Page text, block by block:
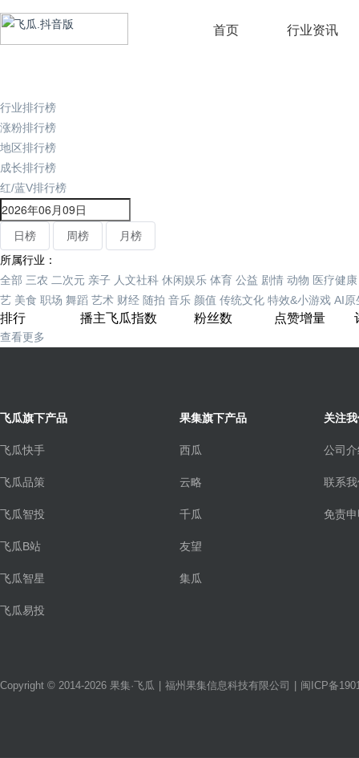
首页 行业资讯
行业排行榜
涨粉排行榜
地区排行榜
成长排行榜
红/蓝V排行榜
日榜 周榜
月榜
所属行业：
全部 三农 二次元 亲子 人文社科 休闲娱乐 体育 公益 剧情 动物 医疗健康
艺 美食 职场 舞蹈 艺术 财经 随拍 音乐 颜值 传统文化 特效&小游戏 AI原
排行 播主飞瓜指数 粉丝数 点赞增量
查看更多
飞瓜旗下产品
飞瓜快手
飞瓜品策
飞瓜智投
飞瓜B站
飞瓜智星
飞瓜易投
果集旗下产品
西瓜
云略
千瓜
友望
集瓜
关注
公司
联系
免责
Copyright © 2014-2026 果集·飞瓜 福州果集信息科技有限公司 闽ICP备